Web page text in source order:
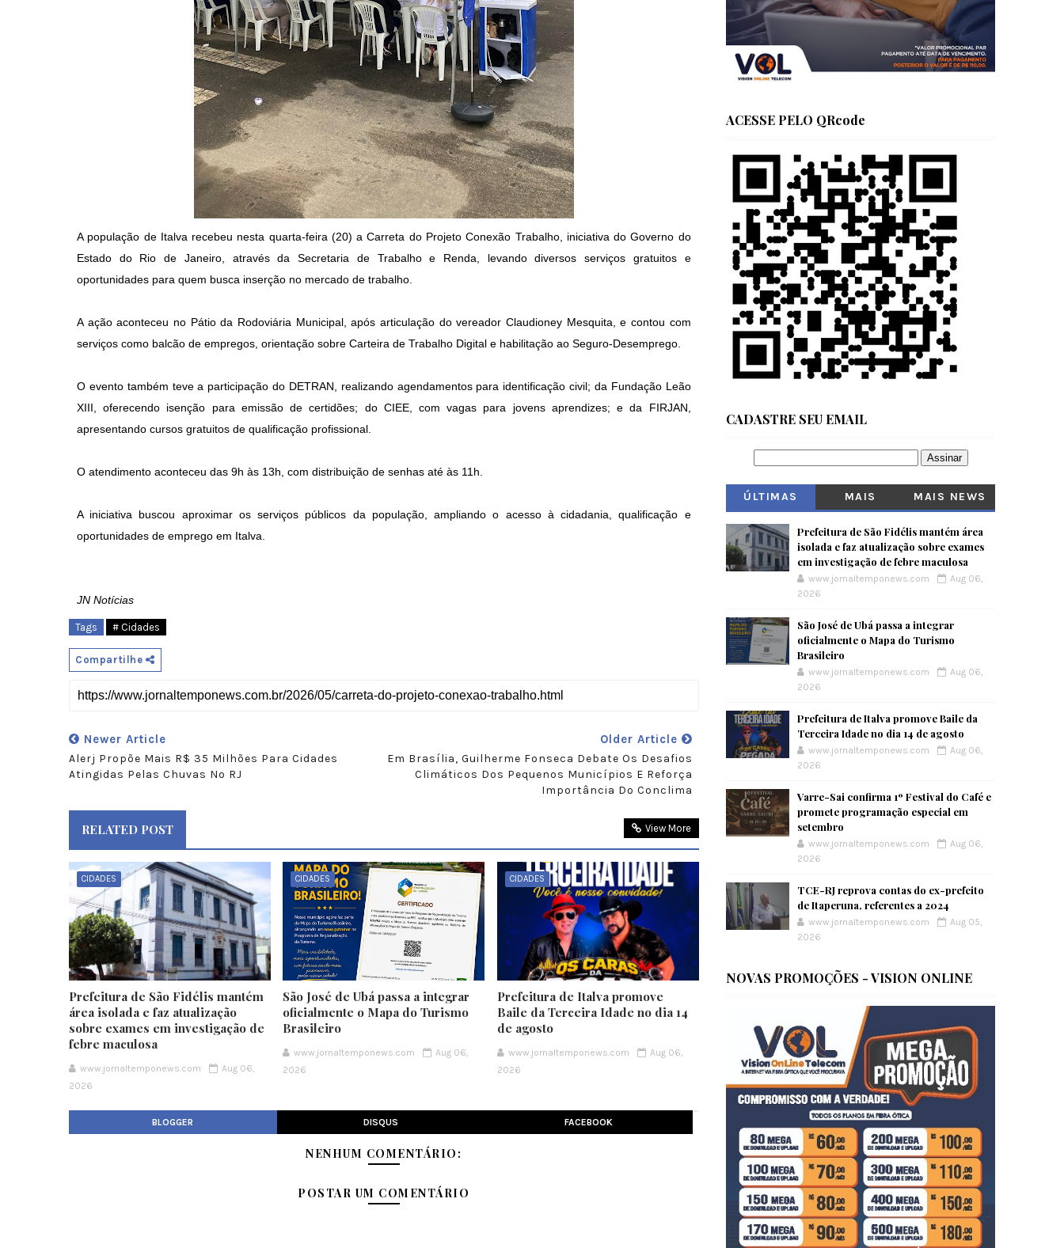
A população de Italva recebeu nesta quarta-feira (20) a Carreta do Projeto Conexão Trabalho, iniciativa do Governo do
Estado do Rio de Janeiro, através da Secretaria de Trabalho e Renda, levando diversos serviços gratuitos e
oportunidades para quem busca inserção no mercado de trabalho.
A ação aconteceu no Pátio da Rodoviária Municipal, após articulação do vereador Claudioney Mesquita, e contou com
serviços como balcão de empregos, orientação sobre Carteira de Trabalho Digital e habilitação ao Seguro-Desemprego.
O evento também teve a participação do DETRAN, realizando agendamentos para identificação civil; da Fundação Leão
XIII, oferecendo isenção para emissão de certidões; do CIEE, com vagas para jovens aprendizes; e da FIRJAN,
apresentando cursos gratuitos de qualificação profissional.
O atendimento aconteceu das 9h às 13h, com distribuição de senhas até às 11h.
A iniciativa buscou aproximar os serviços públicos da população, ampliando o acesso à cidadania, qualificação e
oportunidades de emprego em Italva.
JN Notícias
Tags # Cidades
Compartilhe
Newer Article
Alerj Propõe Mais R$ 35 Milhões Para Cidades
Atingidas Pelas Chuvas No RJ
Older Article
Em Brasília, Guilherme Fonseca Debate Os Desafios
Climáticos Dos Pequenos Municípios E Reforça
Importância Do Conclima
RELATED POST View More
CIDADES
Prefeitura de São Fidélis mantém
área isolada e faz atualização
sobre exames em investigação de
febre maculosa
www.jornaltemponews.com
Aug 06,
2026
CIDADES
São José de Ubá passa a integrar
oficialmente o Mapa do Turismo
Brasileiro
www.jornaltemponews.com
Aug 06,
2026
CIDADES
Prefeitura de Italva promove
Baile da Terceira Idade no dia 14
de agosto
www.jornaltemponews.com
Aug 06,
2026
BLOGGER DISQUS FACEBOOK
NENHUM COMENTÁRIO:
POSTAR UM COMENTÁRIO
ACESSE PELO QRcode
CADASTRE SEU EMAIL
ÚLTIMAS
MAIS
MAIS NEWS
Prefeitura de São Fidélis mantém área
isolada e faz atualização sobre exames
em investigação de febre maculosa
www.jornaltemponews.com
Aug 06,
2026
São José de Ubá passa a integrar
oficialmente o Mapa do Turismo
Brasileiro
www.jornaltemponews.com
Aug 06,
2026
Prefeitura de Italva promove Baile da
Terceira Idade no dia 14 de agosto
www.jornaltemponews.com
Aug 06,
2026
Varre-Sai confirma 1º Festival do Café e
promete programação especial em
setembro
www.jornaltemponews.com
Aug 06,
2026
TCE-RJ reprova contas do ex-prefeito
de Itaperuna, referentes a 2024
www.jornaltemponews.com
Aug 05,
2026
NOVAS PROMOÇÕES - VISION ONLINE